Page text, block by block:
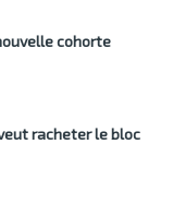
cohorte
racheter le bloc